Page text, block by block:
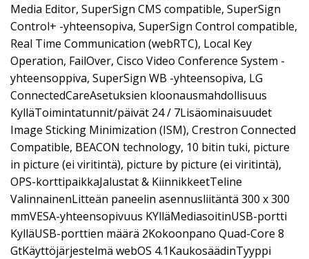
Media Editor, SuperSign CMS compatible, SuperSign
Control+ -yhteensopiva, SuperSign Control compatible,
Real Time Communication (webRTC), Local Key
Operation, FailOver, Cisco Video Conference System -
yhteensoppiva, SuperSign WB -yhteensopiva, LG
ConnectedCareAsetuksien kloonausmahdollisuus
KylläToimintatunnit/päivät 24 / 7Lisäominaisuudet
Image Sticking Minimization (ISM), Crestron Connected
Compatible, BEACON technology, 10 bitin tuki, picture
in picture (ei viritintä), picture by picture (ei viritintä),
OPS-korttipaikkaJalustat & KiinnikkeetTeline
ValinnainenLitteän paneelin asennusliitäntä 300 x 300
mmVESA-yhteensopivuus KYlläMediasoitinUSB-portti
KylläUSB-porttien määrä 2Kokoonpano Quad-Core 8
GtKäyttöjärjestelmä webOS 4.1KaukosäädinTyyppi